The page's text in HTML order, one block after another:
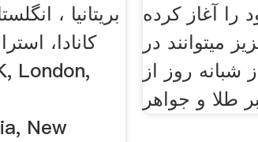
بریتانیا ،
کانادا،
London,
New
را آغاز کرده
میتوانند در
شبانه روز از
طلا و جواهر